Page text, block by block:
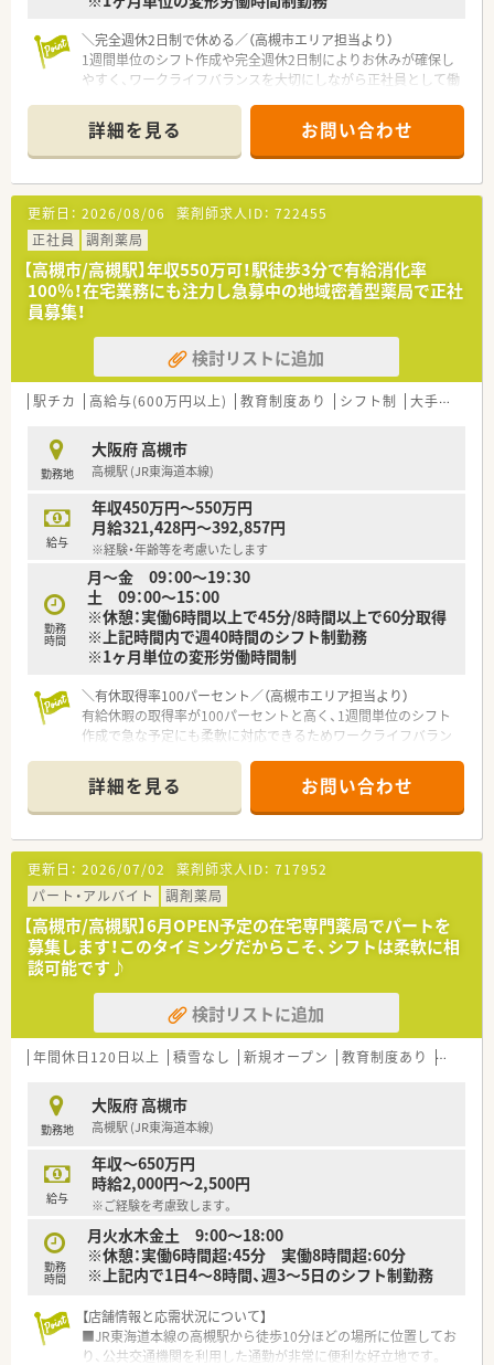
＼完全週休2日制で休める／（高槻市エリア担当より）
1週間単位のシフト作成や完全週休2日制によりお休みが確保し
やすく、ワークライフバランスを大切にしながら正社員として働
＊------------------------------------------＊
【店舗情報と応需状況について】
■最寄り駅である高槻駅から徒歩3分の好立地にあり、毎日の通
勤ストレスが少なく快適に通える非常に利便性の高い環境で
す。
■心療内科や精神科を中心に1日約50枚の処方箋を応需してお
り、施設5件と個人60名の在宅業務にも注力している薬局です。
■薬剤師は正社員4名とパート1名が在籍しており、事務員2名と
協力しながら常時2名から3名の体制で安全に調剤しています。
【法人特徴について】
■全国に470店舗以上の調剤薬局を展開し、年間100店舗規模の
拡大を続けるなど非常に勢いのある急成長企業グループです。
■ITや臨床検査など約50社の企業からなるグループの中核企業
■過剰な設備投資を抑えて得られた利益を社員に分配するとい
う方針のもと、業界トップクラスの高い給与水準を実現していま
す。
【こんな方が活躍中】
■チームワークを大切にし、忙しい時間帯でも他のスタッフと協
力しながら柔軟に業務を進められる方が高く評価されていま
す。
■現状に満足せず、新しい業務や新規事業の提案などに対して積
極的に手を挙げて挑戦できる意欲的な方が多数活躍している環
境です。
■年齢に関係なくフラットに意見交換ができる風土の中、お互い
中です。
【こんな方にオススメ】
スを重視し仕事とプライベートを両立させたい方に最適な環境
です。
■施設5件や個人60名の在宅に対応しており、地域医療の最前線
で患者様と深く関わりながら専門性を磨き上げたい方に最適で
す。
■意欲や実績が正当に評価される社風の中で、若いうちから役職
を目指してキャリアアップを図りたいと考えている方に最適で
す。
詳細を見る お問い合わせ
更新日： 2026/08/06 薬剤師求人ID： 722455
正社員
調剤薬局
【高槻市/高槻駅】年収550万可！駅徒歩3分で有給消化率
100％！在宅業務にも注力し急募中の地域密着型薬局で正社
員募集！
検討リストに追加
駅チカ 高給与(600万円以上) 教育制度あり シフト制 大手チェーン以外
勤務地
大阪府 高槻市
高槻駅 (JR東海道本線)
給与
年収450万円～550万円
月給321,428円～392,857円
※経験・年齢等を考慮いたします
勤務
時間
月～金 09：00～19：30
土 09：00～15：00
※休憩：実働6時間以上で45分/8時間以上で60分取得
※上記時間内で週40時間のシフト制勤務
※1ヶ月単位の変形労働時間制
＼有休取得率100パーセント／（高槻市エリア担当より）
有給休暇の取得率が100パーセントと高く、1週間単位のシフト
作成で急な予定にも柔軟に対応できるためワークライフバラン
＊------------------------------------------＊
【店舗情報と応需状況について】
■JR高槻駅から徒歩3分、阪急高槻市駅からも徒歩5分圏内と非
常に利便性が高く通勤ストレスが少ない環境です。
■心療内科や精神科をメインに1日平均80枚から90枚の処方箋
を応需しており、深く専門性を磨くことが可能です。
■薬剤師は常勤5名とパート4名の手厚い体制で、1200品目以上
の医薬品を扱いながら安全な調剤を行っています。
【募集背景と求める人物像について】
■欠員補充に伴う急募案件のため、地域医療に貢献したい意欲の
ある方を年齢や経験を問わず幅広く募集しています。
■在宅医療にも注力しているため、施設や居宅への訪問業務に前
向きに取り組んでいただける方を求めています。
で長く腰を据えて働きたい方に最適な環境です。
【法人特徴について】
■大阪府と京都府の北摂・京阪エリアを中心に10店舗以上をド
ミナント展開している安定した経営基盤の会社です。
■社長自らが店舗を頻繁に巡回して現場の声を直接拾い上げる
ため、風通しが良く社員を大切にする社風があります。
■地域密着型のマンツーマン店舗を多く展開しており、患者様の
家族各世代から頼られる薬局作りを推進しています。
■残業代は1分単位で全額支給される仕組みが整っており、サー
ビス残業が発生しないため安心して勤務できます。
■有給休暇の取得率は100％を誇っており、ワークライフバラン
詳細を見る お問い合わせ
更新日： 2026/07/02 薬剤師求人ID： 717952
パート・アルバイト
調剤薬局
【高槻市/高槻駅】6月OPEN予定の在宅専門薬局でパートを
募集します！このタイミングだからこそ、シフトは柔軟に相
談可能です♪
検討リストに追加
年間休日120日以上 積雪なし 新規オープン 教育制度あり シフト
勤務地
大阪府 高槻市
高槻駅 (JR東海道本線)
給与
年収～650万円
時給2,000円～2,500円
※ご経験を考慮致します。
勤務
時間
月火水木金土 9:00～18:00
※休憩：実働6時間超:45分 実働8時間超:60分
※上記内で1日4～8時間、週3～5日のシフト制勤務
【店舗情報と応需状況について】
■JR東海道本線の高槻駅から徒歩10分ほどの場所に位置してお
り、公共交通機関を利用した通勤が非常に便利な好立地です。